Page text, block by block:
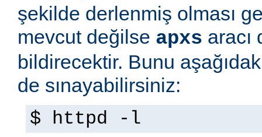
şekilde derlenmiş olması
mevcut değilse apxs aracı
bildirecektir. Bunu
de sınayabilirsiniz:
$ httpd -l